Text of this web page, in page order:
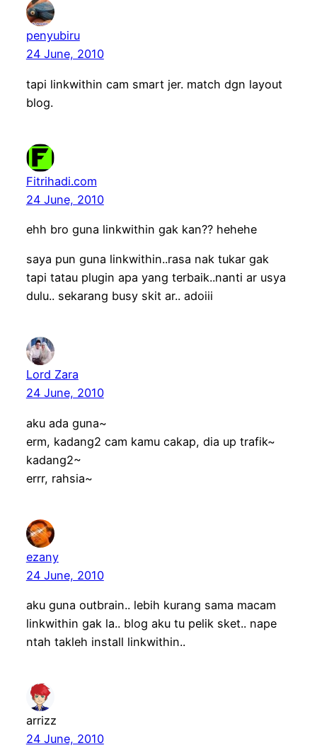
penyubiru
24 June, 2010
tapi linkwithin cam smart jer. match dgn layout
blog.
Fitrihadi.com
24 June, 2010
ehh bro guna linkwithin gak kan?? hehehe
saya pun guna linkwithin..rasa nak tukar gak
tapi tatau plugin apa yang terbaik..nanti ar usya
dulu.. sekarang busy skit ar.. adoiii
Lord Zara
24 June, 2010
aku ada guna~
erm, kadang2 cam kamu cakap, dia up trafik~
kadang2~
errr, rahsia~
ezany
24 June, 2010
aku guna outbrain.. lebih kurang sama macam
linkwithin gak la.. blog aku tu pelik sket.. nape
ntah takleh install linkwithin..
arrizz
24 June, 2010